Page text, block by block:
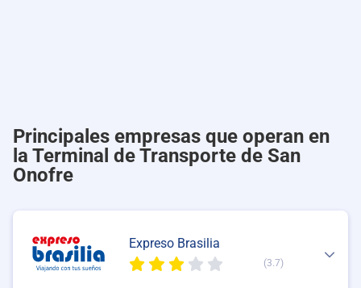
Principales empresas que operan en
la Terminal de Transporte de San
Onofre
Expreso Brasilia
(3.7)